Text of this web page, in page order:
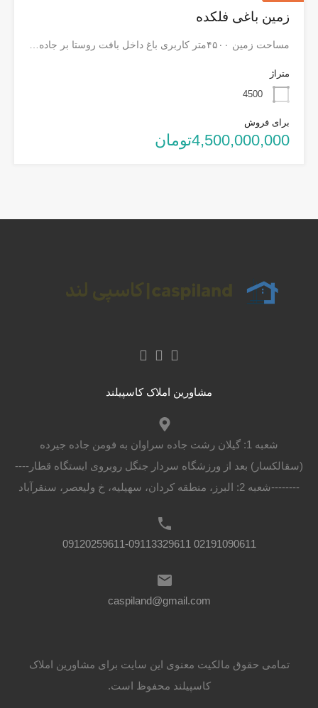
زمین باغی فلکده
مساحت زمین ۴۵۰۰متر کاربری باغ داخل بافت روستا بر جاده…
متراژ
4500
برای فروش
4,500,000,000تومان
مشاورین املاک کاسپیلند
شعبه 1: گیلان رشت جاده سراوان به فومن جاده جیرده
(سقالکسار) بعد از ورزشگاه سردار جنگل روبروی ایستگاه قطار----
--------شعبه 2: البرز، منطقه کردان، سهیلیه، خ ولیعصر، سنقرآباد
02191090611 09120259611-09113329611
caspiland@gmail.com
تمامی حقوق مالکیت معنوی این ‌سایت برای مشاورین املاک
کاسپیلند محفوظ است.